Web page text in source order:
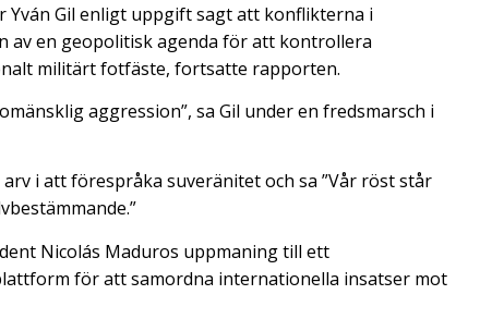
Yván Gil enligt uppgift sagt att konflikterna i
av en geopolitisk agenda för att kontrollera
militärt fotfäste, fortsatte rapporten.
aggression”, sa Gil under en fredsmarsch i
i att förespråka suveränitet och sa ”Vår röst står
Nicolás Maduros uppmaning till ett
för att samordna internationella insatser mot